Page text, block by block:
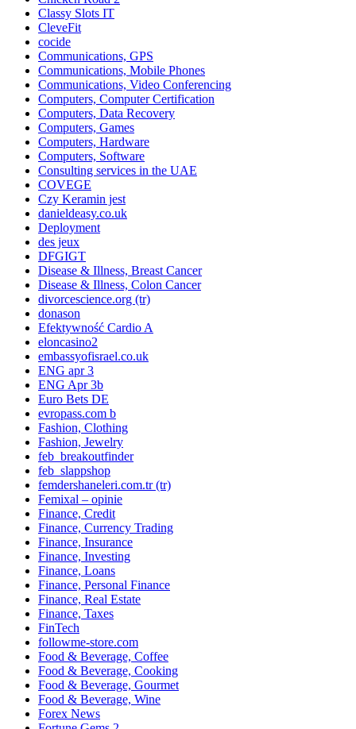
Classy Slots IT
CleveFit
cocide
Communications, GPS
Communications, Mobile Phones
Communications, Video Conferencing
Computers, Computer Certification
Computers, Data Recovery
Computers, Games
Computers, Hardware
Computers, Software
Consulting services in the UAE
COVEGE
Czy Keramin jest
danieldeasy.co.uk
Deployment
des jeux
DFGIGT
Disease & Illness, Breast Cancer
Disease & Illness, Colon Cancer
divorcescience.org (tr)
donason
Efektywność Cardio A
eloncasino2
embassyofisrael.co.uk
ENG apr 3
ENG Apr 3b
Euro Bets DE
evropass.com b
Fashion, Clothing
Fashion, Jewelry
feb_breakoutfinder
feb_slappshop
femdershaneleri.com.tr (tr)
Femixal – opinie
Finance, Credit
Finance, Currency Trading
Finance, Insurance
Finance, Investing
Finance, Loans
Finance, Personal Finance
Finance, Real Estate
Finance, Taxes
FinTech
followme-store.com
Food & Beverage, Coffee
Food & Beverage, Cooking
Food & Beverage, Gourmet
Food & Beverage, Wine
Forex News